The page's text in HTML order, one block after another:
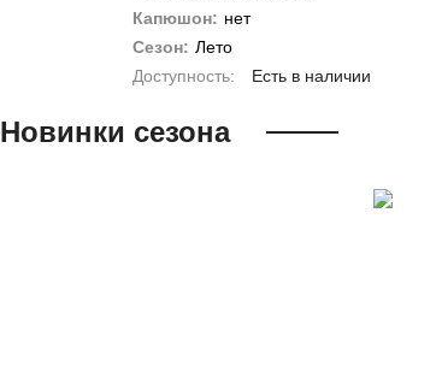
Капюшон: нет
Сезон: Лето
Есть в наличии
Новинки сезона